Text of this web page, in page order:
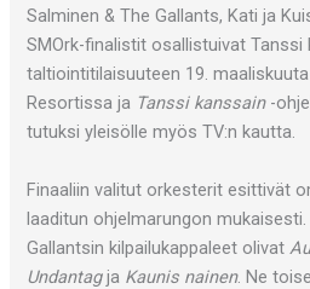
Salminen & The Gallants, Kati ja
SMOrk-finalistit osallistuivat Tanssi
taltiointitilaisuuteen 19.
Resortissa ja Tanssi kanssain-
tutuksi yleisölle myös TV:n kautta.
Finaaliin valitut orkesterit esittivät
laaditun ohjelmarungon
Gallantsin kilpailukappaleet olivat
Undantagja Kaunis nainen. Ne